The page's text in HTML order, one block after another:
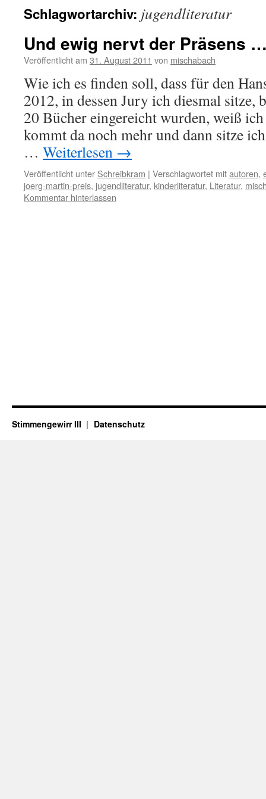
Schlagwortarchiv: jugendliteratur
Und ewig nervt der Präsens
Veröffentlicht am 31. August 2011 von mischabach
Wie ich es finden soll, dass für den
2012, in dessen Jury ich diesmal sitze,
20 Bücher eingereicht wurden, weiß
kommt da noch mehr und dann sitze
… Weiterlesen →
Veröffentlicht unter Schreibkram | Verschlagwortet mitautoren,
joerg-martin-preis, jugendliteratur, kinderliteratur, Literatur,
Kommentar hinterlassen
Stimmengewirr III Datenschutz